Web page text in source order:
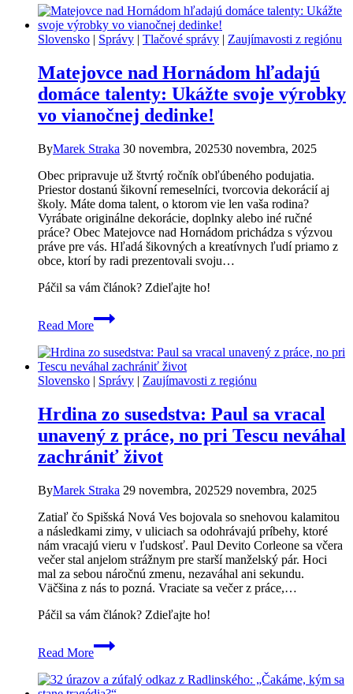
Levoču:
Primár
Gurčík
docent
Chmelík
patria
k
slovenskej
špičke
Slovensko | Správy | Tlačové správy | Zaujímavosti z regiónu
Matejovce nad Hornádom hľadajú
domáce talenty: Ukážte svoje výrobky
vo vianočnej dedinke!
ByMarek Straka 30 novembra, 202530 novembra, 2025
Obec pripravuje už štvrtý ročník obľúbeného podujatia.
Priestor dostanú šikovní remeselníci, tvorcovia dekorácií aj
školy. Máte doma talent, o ktorom vie len vaša rodina?
Vyrábate originálne dekorácie, doplnky alebo iné ručné
práce? Obec Matejovce nad Hornádom prichádza s výzvou
práve pre vás. Hľadá šikovných a kreatívnych ľudí priamo z
obce, ktorí by radi prezentovali svoju…
Páčil sa vám článok? Zdieľajte ho!
Read More
Matejovce
nad
hľadajú
domáce
talenty:
svoje
výrobky
vo
vianočnej
dedinke!
Slovensko | Správy | Zaujímavosti z regiónu
Hrdina zo susedstva: Paul sa vracal
unavený z práce, no pri Tescu neváhal
zachrániť život
ByMarek Straka 29 novembra, 202529 novembra, 2025
Zatiaľ čo Spišská Nová Ves bojovala so snehovou kalamitou
a následkami zimy, v uliciach sa odohrávajú príbehy, ktoré
nám vracajú vieru v ľudskosť. Paul Devito Corleone sa včera
večer stal anjelom strážnym pre starší manželský pár. Hoci
mal za sebou náročnú zmenu, nezaváhal ani sekundu.
Väčšina z nás to pozná. Vraciate sa večer z práce,…
Páčil sa vám článok? Zdieľajte ho!
Read More
Hrdina
zo
Paul